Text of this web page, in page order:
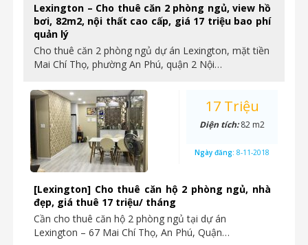
Lexington – Cho thuê căn 2 phòng ngủ, view hồ
bơi, 82m2, nội thất cao cấp, giá 17 triệu bao phí
quản lý
Cho thuê căn 2 phòng ngủ dự án Lexington, mặt tiền
Mai Chí Thọ, phường An Phú, quận 2 Nội…
[Lexington] Cho thuê căn hộ 2 phòng ngủ, nhà
đẹp, giá thuê 17 triệu/ tháng
Cần cho thuê căn hộ 2 phòng ngủ tại dự án
Lexington – 67 Mai Chí Thọ, An Phú, Quận…
17 Triệu
Diện tích:82 m2
Ngày đăng: 8-11-2018